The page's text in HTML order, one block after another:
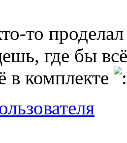
то
где бы всё
в комплекте